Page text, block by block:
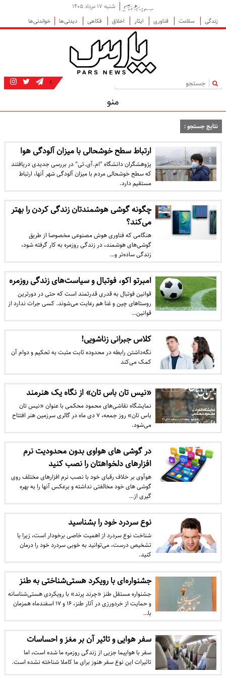
شنبه ۱۷ مرداد ۱۴۰۵
زندگی
سلامت فناوری ایثار اخلاق فکاهی دیدنی‌ها خواندنی‌ها
|
منو
نتایج جستجو :
ارتباط سطح خوشحالی با میزان آلودگی هوا
پژوهشگران دانشگاه "ام.آی.تی" در بررسی جدیدی دریافتند
که سطح خوشحالی مردم با میزان آلودگی شهر آنها، ارتباط
مستقیم دارد.
چگونه گوشی هوشمندتان زندگی کردن را بهتر
می‌کند؟
هنگامی که فناوری هو‌ش‌ مصنوعی مخصوصا از طریق
گوشی‌های هوشمند، در زندگی روزمره‌ به کار گرفته شود،
زندگی ساده‌تر و…
امبرتو اکو، فوتبال و سیاست‌های زندگی روزمره
قوانین فوتبال به قدری قدرتمند است که حتی در دورترین
روستاهای چین و غنا هم رعایت می‌شوند. کسی جرات ندارد از
قوانین…
کلاس جبرانی زناشویی!
نگه‌داشتن رابطه در محدوده ثابت مثبت به تحکیم و دوام آن
کمک می‌کند
«نیس تان باس تان» از نگاه یک هنرمند
نمایشگاه نقاشی‌های محمود محکمی با عنوان «نیس تان
باس تان» روز جمعه، ٧ دی ماه در گالری سرزمین هنر افتتاح
می‌شود.
در گوشی های هواوی بدون محدودیت نرم
افزارهای دلخواهتان را نصب کنید
هوآوی بر خلاف رقبای خود با نصب نرم افزارهای مختلف روی
گوشی های خود مخالفتی نداشته و برعکس آنها را به بهره
گیری از…
نوع سردرد خود را بشناسید
شناخت نوع سردرد از اهمیت خاصی برخودار است، زیرا با
تشخیص درست، می‌توانید به خوبی سردرد خود را درمان
کنید.
جشنواره‌ای با رویکرد هستی‌شناختی به طنز
جشنواره مستقل طنز «چرند پرند» با رویکردی هستی‌شناسانه
و حمایت از خردورزی در آثار طنز، ۱۶ و ۱۷ اسفندماه همزمان
با…
سفر هوایی و تاثیر آن بر مغز و احساسات
سفر با هواپیما جزیی از زندگی روزمره ما شده است، اما
تاثیرات این نوع سفر هنوز برای ما کاملا شناخته نشده است.